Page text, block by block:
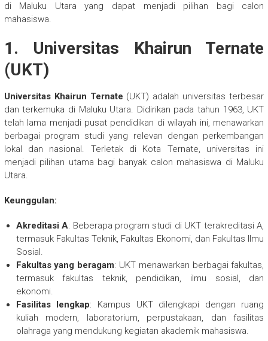
di Maluku Utara yang dapat menjadi pilihan bagi calon
mahasiswa.
1. Universitas Khairun Ternate
(UKT)
Universitas Khairun Ternate (UKT) adalah universitas terbesar
dan terkemuka di Maluku Utara. Didirikan pada tahun 1963, UKT
telah lama menjadi pusat pendidikan di wilayah ini, menawarkan
berbagai program studi yang relevan dengan perkembangan
lokal dan nasional. Terletak di Kota Ternate, universitas ini
menjadi pilihan utama bagi banyak calon mahasiswa di Maluku
Utara.
Keunggulan:
Akreditasi A: Beberapa program studi di UKT terakreditasi A,
termasuk Fakultas Teknik, Fakultas Ekonomi, dan Fakultas Ilmu
Sosial.
Fakultas yang beragam: UKT menawarkan berbagai fakultas,
termasuk fakultas teknik, pendidikan, ilmu sosial, dan
ekonomi.
Fasilitas lengkap: Kampus UKT dilengkapi dengan ruang
kuliah modern, laboratorium, perpustakaan, dan fasilitas
olahraga yang mendukung kegiatan akademik mahasiswa.